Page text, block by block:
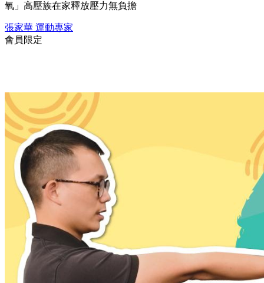
氧」高壓族在家釋放壓力無負擔
張家華 運動專家
會員限定